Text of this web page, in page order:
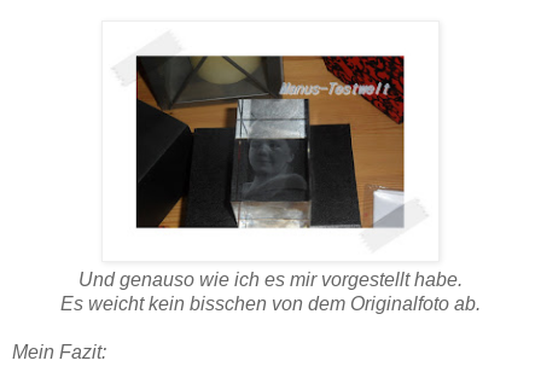
Und genauso wie ich es mir vorgestellt habe.
Es weicht kein bisschen von dem Originalfoto ab.
Mein Fazit: